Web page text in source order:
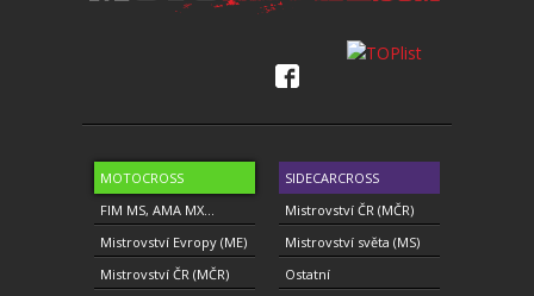
MOTOCROSS
FIM MS, AMA MX...
Mistrovství Evropy (ME)
Mistrovství ČR (MČR)
SIDECARCROSS
Mistrovství ČR (MČR)
Mistrovství světa (MS)
Ostatní